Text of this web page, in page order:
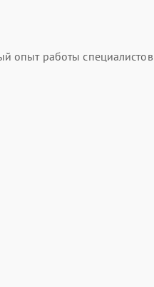
опыт работы специалистов